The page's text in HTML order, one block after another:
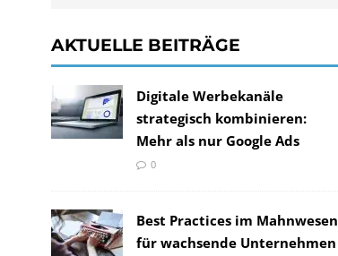
AKTUELLE BEITRÄGE
Digitale Werbekanäle
strategisch kombinieren:
Mehr als nur Google Ads
0
Best Practices im Mahnwesen
für wachsende Unternehmen